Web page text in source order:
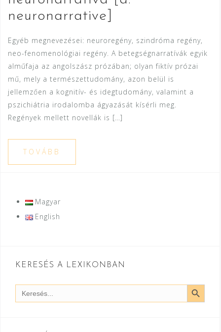
neuronarrative]
Egyéb megnevezései: neuroregény, szindróma regény,
neo-fenomenológiai regény. A betegségnarratívák egyik
alműfaja az angolszász prózában; olyan fiktív prózai
mű, mely a természettudomány, azon belül is
jellemzően a kognitív- és idegtudomány, valamint a
pszichiátria irodalomba ágyazását kísérli meg.
Regények mellett novellák is […]
TOVÁBB
Magyar
English
KERESÉS A LEXIKONBAN
Search
for:
SEARCH